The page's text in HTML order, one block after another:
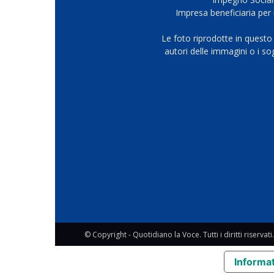
Impresa beneficiaria
Le foto riprodotte in
autori delle immagini o i
© Copyright - Quotidiano la Voce. Tutti i diritti riservati.